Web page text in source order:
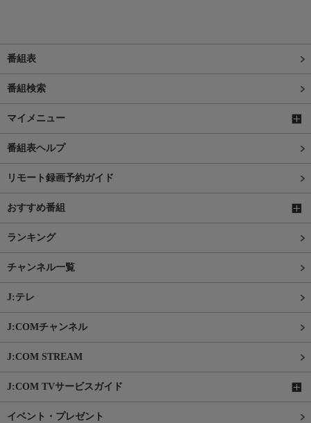
番組表
番組検索
マイメニュー
番組表ヘルプ
リモート録画予約ガイド
おすすめ番組
ランキング
チャンネル一覧
J:テレ
J:COMチャンネル
J:COM STREAM
J:COM TVサービスガイド
イベント・プレゼント